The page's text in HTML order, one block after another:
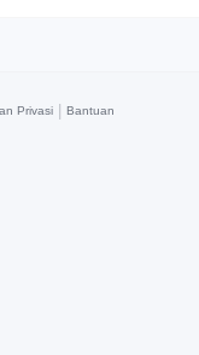
Privasi Bantuan